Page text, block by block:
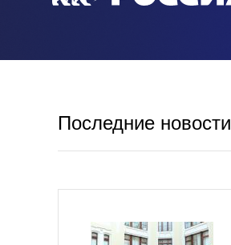
Последние новости